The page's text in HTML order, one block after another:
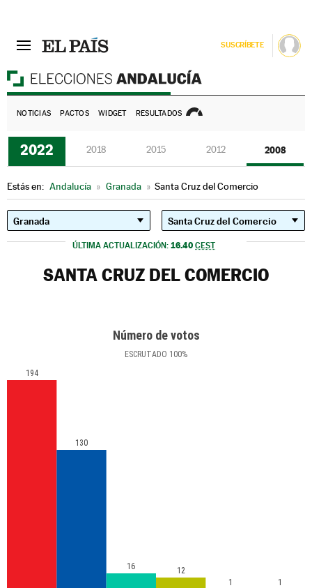
SUSCRÍBETE
NOTICIAS PACTOS WIDGET RESULTADOS
2022 2018 2015 2012 2008
Estás en: Andalucía » Granada » Santa Cruz del Comercio
ÚLTIMA ACTUALIZACIÓN: 16.40 CEST
SANTA CRUZ DEL COMERCIO
Número de votos
ESCRUTADO 100%
194
130
16
12
1
1